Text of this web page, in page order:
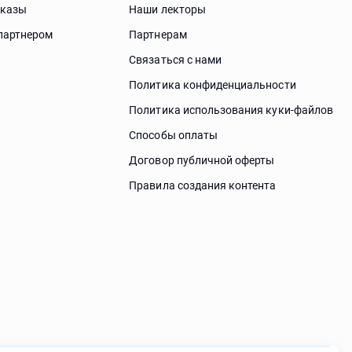
Наши лекторы
Партнерам
Связаться с нами
Политика конфиденциальности
Политика использования куки-файлов
Способы оплаты
Договор публичной оферты
Правила создания контента